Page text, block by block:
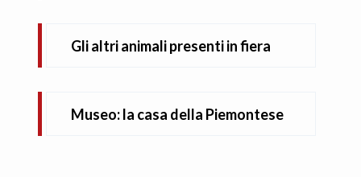
Gli altri animali presenti in fiera
Museo: la casa della Piemontese